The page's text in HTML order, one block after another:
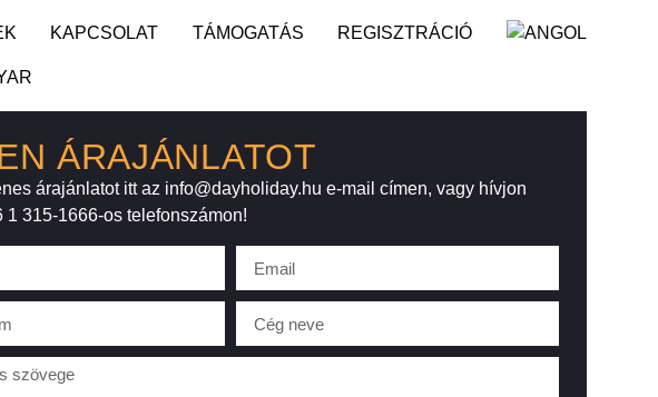
KAPCSOLAT TÁMOGATÁS REGISZTRÁCIÓ
ÁRAJÁNLATOT
árajánlatot itt az info@dayholiday.hu e-mail címen, vagy hívjon
1 315-1666-os telefonszámon!